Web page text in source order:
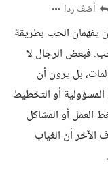
أضف ردا
يفهمان الحب بطريقة
فبعض الرجال لا
بل يرون أن
أو التخطيط
العمل أو المشاكل
الآخر أن الغياب